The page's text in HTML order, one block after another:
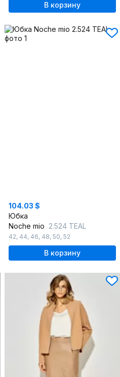
В корзину
104.03 $
Юбка
Noche mio 2.524 TEAL
42, 44, 46, 48, 50, 52
В корзину